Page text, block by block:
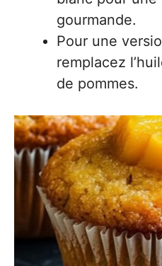
gourmande.
Pour une
remplacez
de pommes.